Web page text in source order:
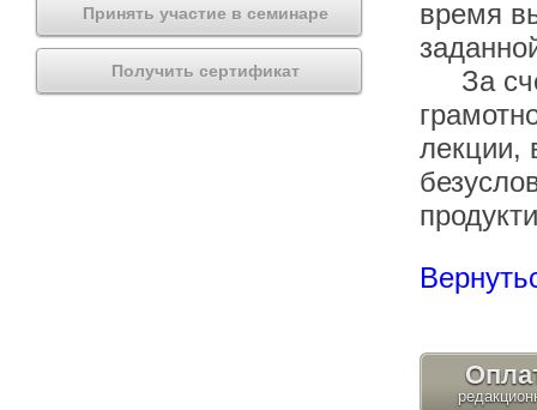
Принять участие в семинаре
Получить сертификат
время
За
лекции,